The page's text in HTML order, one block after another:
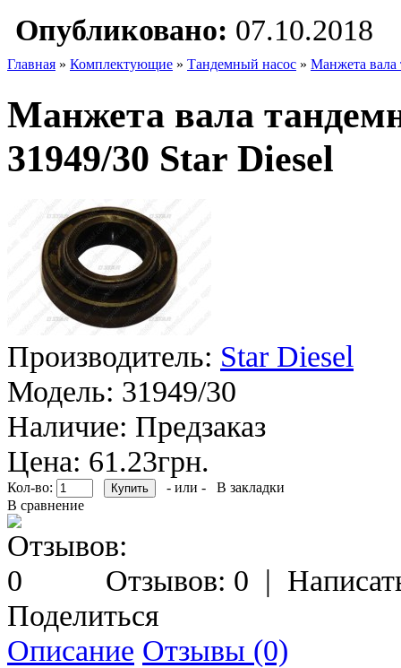
Опубликовано: 07.10.2018
Главная » Комплектующие » Тандемный насос » Манжета вала
Манжета вала
31949/30 Star Diesel
Производитель: Star Diesel
Модель: 31949/30
Наличие: Предзаказ
Цена: 61.23грн.
Кол-во: - или -
В закладки
В сравнение
Отзывов: 0 |
Поделиться
Описание Отзывы (0)